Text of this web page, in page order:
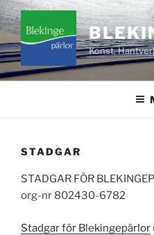
Hoppa
till
innehåll
Konst,
STADGAR
STADGAR FÖR
org-nr 802430-6782
Stadgar för Blekingepärlor